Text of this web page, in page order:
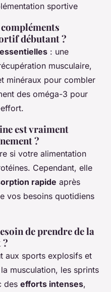
débutant ?
: une
musculaire,
minéraux pour combler
des oméga-3 pour
est vraiment
?
si votre alimentation
Cependant, elle
rapide après
vos besoins quotidiens
de prendre de la
aux sports explosifs et
musculation, les sprints
des efforts intenses,